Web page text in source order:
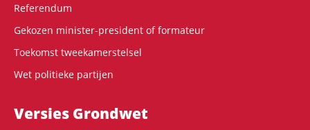
Referendum
Gekozen minister-president of formateur
Toekomst tweekamerstelsel
Wet politieke partijen
Versies Grondwet